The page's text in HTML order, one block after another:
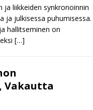
ja liikkeiden synkronoinnin
ja julkisessa puhumisessa.
hallitseminen on
[…]
Vakautta